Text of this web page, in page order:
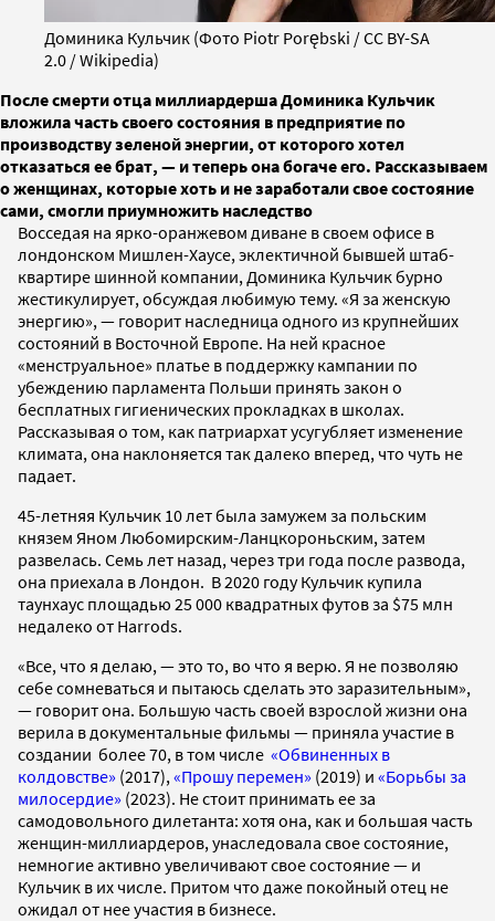
Доминика Кульчик (Фото Piotr Porębski / CC BY-SA
2.0 / Wikipedia)
После смерти отца миллиардерша Доминика Кульчик
вложила часть своего состояния в предприятие по
производству зеленой энергии, от которого хотел
отказаться ее брат, — и теперь она богаче его. Рассказываем
о женщинах, которые хоть и не заработали свое состояние
сами, смогли приумножить наследство
Восседая на ярко-оранжевом диване в своем офисе в
лондонском Мишлен-Хаусе, эклектичной бывшей штаб-
квартире шинной компании, Доминика Кульчик бурно
жестикулирует, обсуждая любимую тему. «Я за женскую
энергию», — говорит наследница одного из крупнейших
состояний в Восточной Европе. На ней красное
«менструальное» платье в поддержку кампании по
убеждению парламента Польши принять закон о
бесплатных гигиенических прокладках в школах.
Рассказывая о том, как патриархат усугубляет изменение
климата, она наклоняется так далеко вперед, что чуть не
падает.
45-летняя Кульчик 10 лет была замужем за польским
князем Яном Любомирским-Ланцкороньским, затем
развелась. Семь лет назад, через три года после развода,
она приехала в Лондон. В 2020 году Кульчик купила
таунхаус площадью 25 000 квадратных футов за $75 млн
недалеко от Harrods.
«Все, что я делаю, — это то, во что я верю. Я не позволяю
себе сомневаться и пытаюсь сделать это заразительным»,
— говорит она. Большую часть своей взрослой жизни она
верила в документальные фильмы — приняла участие в
создании более 70, в том числе «Обвиненных в
колдовстве» (2017), «Прошу перемен» (2019) и «Борьбы за
милосердие» (2023). Не стоит принимать ее за
самодовольного дилетанта: хотя она, как и большая часть
женщин-миллиардеров, унаследовала свое состояние,
немногие активно увеличивают свое состояние — и
Кульчик в их числе. Притом что даже покойный отец не
ожидал от нее участия в бизнесе.